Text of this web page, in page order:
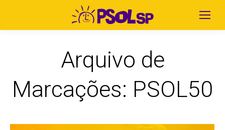
Arquivo de
Marcações: PSOL50